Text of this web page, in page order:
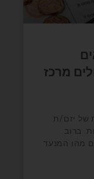
מרכז
של יזם/ת
ברוב
מהו המנעד